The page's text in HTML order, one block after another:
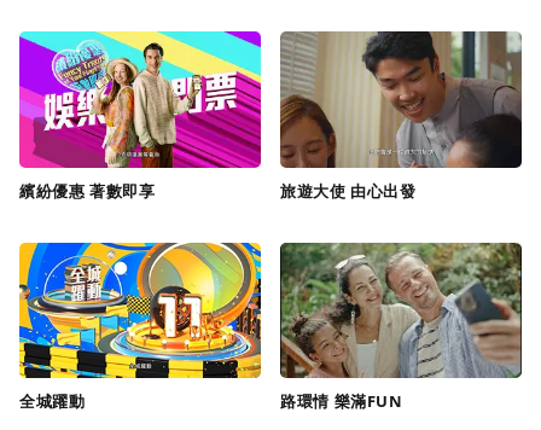
繽紛優惠 著數即享 旅遊大使 由心出發
全城躍動 路環情 樂滿FUN